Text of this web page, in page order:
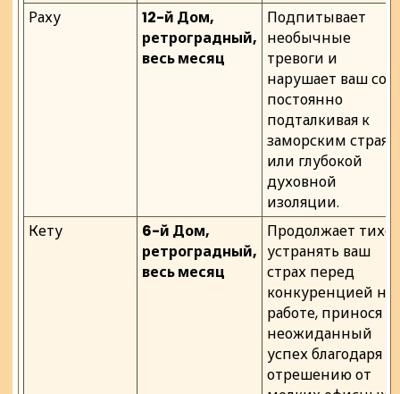
Раху
12-й Дом,
ретроградный,
весь месяц
Подпитывает
необычные
тревоги и
нарушает ваш сон,
постоянно
подталкивая к
заморским страям
или глубокой
духовной
изоляции.
Кету
6-й Дом,
ретроградный,
весь месяц
Продолжает тихо
устранять ваш
страх перед
конкуренцией на
работе, принося
неожиданный
успех благодаря
отрешению от